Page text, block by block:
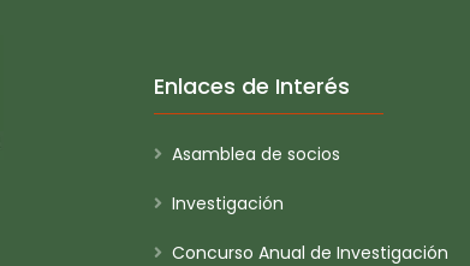
Enlaces de Interés
Asamblea de socios
Investigación
Concurso Anual de Investigación